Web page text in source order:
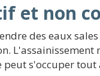
et non
des eaux
s'occuper